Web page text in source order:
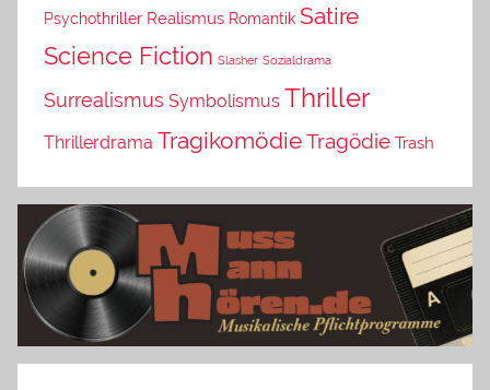
Psychothriller Realismus Romantik Satire
Science Fiction Slasher Sozialdrama
Surrealismus Symbolismus Thriller
Thrillerdrama TragikomödieTragödie Trash